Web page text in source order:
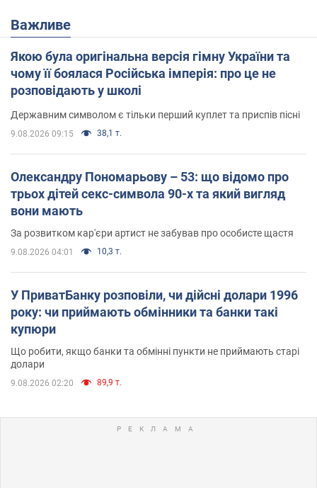
Важливе
Якою була оригінальна версія гімну України та
чому її боялася Російська імперія: про це не
розповідають у школі
Державним символом є тільки перший куплет та приспів пісні
9.08.2026 09:15 38,1 т.
Олександру Пономарьову – 53: що відомо про
трьох дітей секс-символа 90-х та який вигляд
вони мають
За розвитком кар'єри артист не забував про особисте щастя
9.08.2026 04:01 10,3 т.
У ПриватБанку розповіли, чи дійсні долари 1996
року: чи приймають обмінники та банки такі
купюри
Що робити, якщо банки та обмінні пункти не приймають старі
долари
9.08.2026 02:20 89,9 т.